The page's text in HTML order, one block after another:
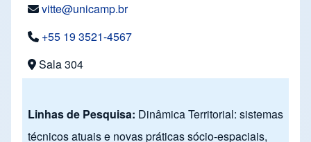
vitte@unicamp.br
+55 19 3521-4567
Sala 304
Linhas de Pesquisa: Dinâmica Territorial: sistemas
técnicos atuais e novas práticas sócio-espaciais,